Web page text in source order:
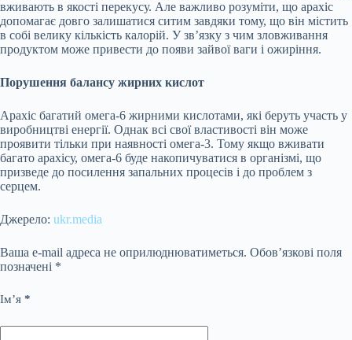
вживають в якості перекусу. Але важливо розуміти, що арахіс
допомагає довго залишатися ситим завдяки тому, що він містить
в собі велику кількість калорій. У зв’язку з чим зловживання
продуктом може привести до появи зайвої ваги і ожиріння.
Порушення балансу жирних кислот
Арахіс багатий омега-6 жирними кислотами, які беруть участь у
виробництві енергії. Однак всі свої властивості він може
проявити тільки при наявності омега-3. Тому якщо вживати
багато арахісу, омега-6 буде накопичуватися в організмі, що
призведе до посилення запальних процесів і до проблем з
серцем.
Джерело: ukr.media
Ваша e-mail адреса не оприлюднюватиметься. Обов’язкові поля
позначені *
Ім’я *